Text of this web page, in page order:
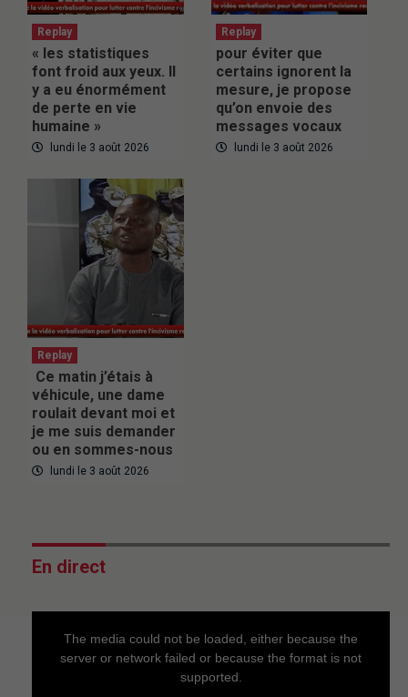
Replay
« les statistiques
font froid aux yeux. Il
y a eu énormément
de perte en vie
humaine »
lundi le 3 août 2026
Replay
pour éviter que
certains ignorent la
mesure, je propose
qu’on envoie des
messages vocaux
lundi le 3 août 2026
Replay
Ce matin j’étais à
véhicule, une dame
roulait devant moi et
je me suis demander
ou en sommes-nous
lundi le 3 août 2026
En direct
The media could not be loaded, either because the
server or network failed or because the format is not
supported.